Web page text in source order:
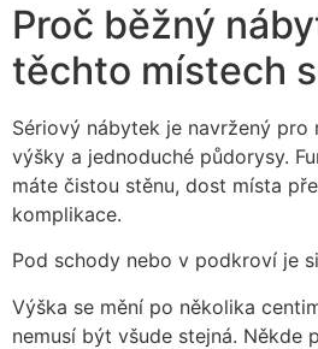
Proč běžný
těchto místech
Sériový nábytek je navržený pro
výšky a jednoduché půdorysy.
máte čistou stěnu, dost místa
komplikace.
Pod schody nebo v podkroví je
Výška se mění po několika
nemusí být všude stejná. Někde